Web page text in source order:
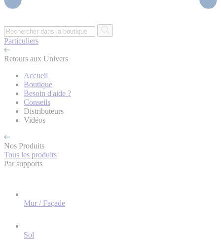
Particuliers
Retours aux Univers
Accueil
Boutique
Besoin d'aide ?
Conseils
Distributeurs
Vidéos
Nos Produits
Tous les produits
Par supports
Mur / Façade
Sol